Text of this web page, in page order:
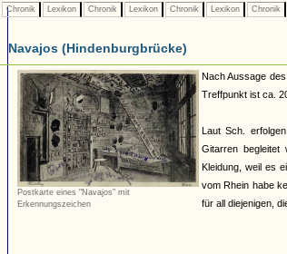
Chronik Lexikon Chronik Lexikon Chronik Lexikon Chronik
Navajos (Hindenburgbrücke)
Postkarte eines "Navajos" mit
Erkennungszeichen
Nach Aussage
Treffpunkt ist ca.
Laut Sch.
Gitarren begleitet
Kleidung, weil es
vom Rhein habe
für all diejenigen,